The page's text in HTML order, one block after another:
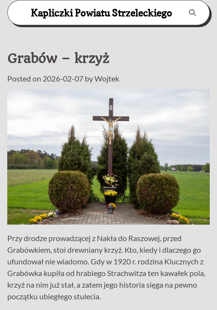
Skip
content
Kapliczki Powiatu Strzeleckiego
Grabów – krzyż
Posted on 2026-02-07 byWojtek
Przy drodze prowadzącej z Nakła do Raszowej, przed
Grabówkiem, stoi drewniany krzyż. Kto, kiedy i dlaczego go
ufundował nie wiadomo. Gdy w 1920 r. rodzina Klucznych z
Grabówka kupiła od hrabiego Strachwitza ten kawałek pola,
krzyż na nim już stał, a zatem jego historia sięga na pewno
początku ubiegłego stulecia.